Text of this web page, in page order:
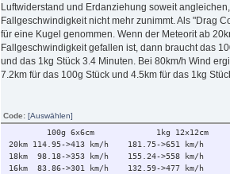
Luftwiderstand und Erdanziehung soweit
Fallgeschwindigkeit nicht mehr zunimmt. Als "Drag
für eine Kugel genommen. Wenn der Meteorit ab
Fallgeschwindigkeit gefallen ist, dann braucht das
und das 1kg Stück 3.4 Minuten. Bei 80km/h Wind
7.2km für das 100g Stück und 4.5km für das 1kg
Code: [Auswählen]
100g 6x6cm 1kg 12x12cm
20km 114.95->413 km/h 181.75->651 km/h
18km 98.18->353 km/h 155.24->558 km/h
16km 83.86->301 km/h 132.59->477 km/h